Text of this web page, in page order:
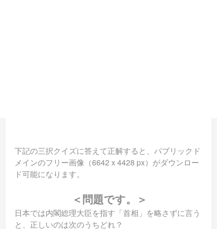
下記の三択クイズに答えて正解すると、パブリックド
メインのフリー画像（6642 x 4428 px）がダウンロー
ド可能になります。
＜問題です。＞
日本では内閣総理大臣を指す「首相」を略さずに言う
と、正しいのは次のうちどれ？